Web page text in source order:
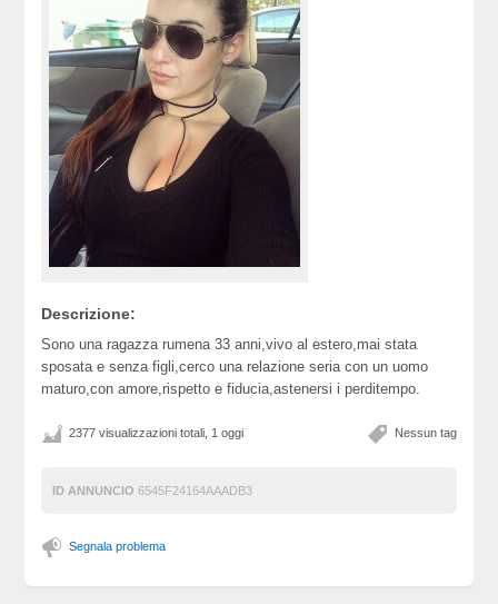
Descrizione:
Sono una ragazza rumena 33 anni,vivo al estero,mai stata
sposata e senza figli,cerco una relazione seria con un uomo
maturo,con amore,rispetto e fiducia,astenersi i perditempo.
Nessun tag
2377 visualizzazioni totali, 1 oggi
ID ANNUNCIO 6545F24164AAADB3
Segnala problema